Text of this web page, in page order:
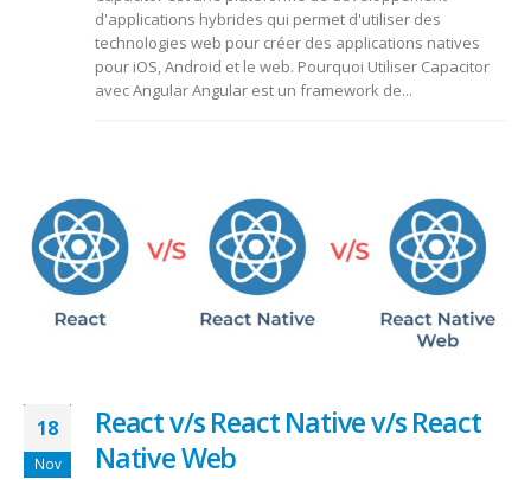
d'applications hybrides qui permet d'utiliser des
technologies web pour créer des applications natives
pour iOS, Android et le web. Pourquoi Utiliser Capacitor
avec Angular Angular est un framework de...
18
Nov
React v/s React Native v/s React
Native Web